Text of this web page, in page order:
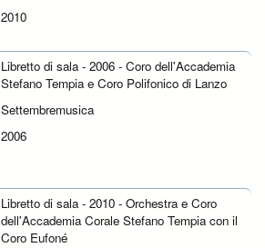
2010
Libretto di sala - 2006 - Coro dell'Accademia
Stefano Tempia e Coro Polifonico di Lanzo
Settembremusica
2006
Libretto di sala - 2010 - Orchestra e Coro
dell'Accademia Corale Stefano Tempia con il
Coro Eufoné